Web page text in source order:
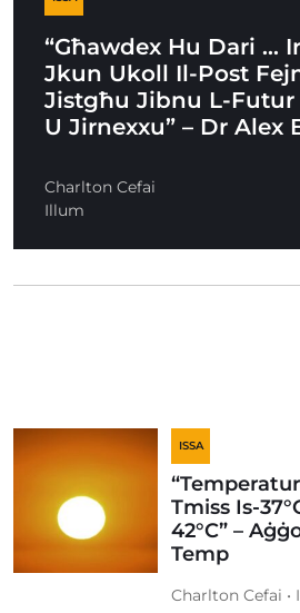
“Għawdex Hu Dari …
Jkun Ukoll Il-Post
Jistgħu Jibnu L-Futur
U Jirnexxu” – Dr Alex
Charlton Cefai
Illum
ISSA
Tmiss Is-
42°C” –
Temp
Charlton Cefai •